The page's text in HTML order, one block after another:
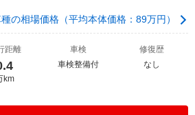
の相場価格（平均本体価格：89万円）
距離
km
車検
車検整備付
修復歴
なし